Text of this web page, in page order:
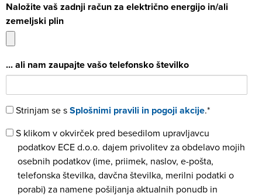
Naložite vaš zadnji račun za električno energijo in/ali
zemeljski plin
... ali nam zaupajte vašo telefonsko številko
Pogoji
Strinjam se s Splošnimi pravili in pogoji akcije.*
Soglasje
S klikom v okvirček pred besedilom upravljavcu
podatkov ECE d.o.o. dajem privolitev za obdelavo mojih
osebnih podatkov (ime, priimek, naslov, e-pošta,
telefonska številka, davčna številka, merilni podatki o
porabi) za namene pošiljanja aktualnih ponudb in